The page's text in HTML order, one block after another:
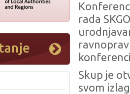
rada
Skup je
svom